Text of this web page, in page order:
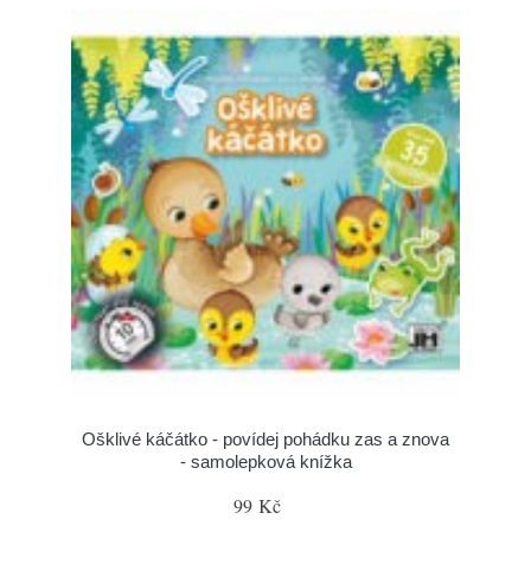
Ošklivé káčátko - povídej pohádku zas a znova
- samolepková knížka
99 Kč